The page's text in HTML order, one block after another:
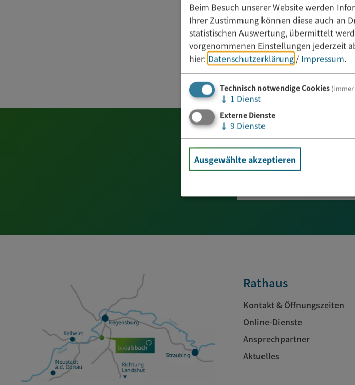
Newsletter
Rathaus
Kontakt & Öffnungszeiten
Online-Dienste
Ansprechpartner
Aktuelles
Beim Besuch unserer Website werden
Ihrer Zustimmung können diese auch an
statistischen Auswertung, übermittelt
vorgenommenen Einstellungen jederzeit
hier: Datenschutzerklärung / Impressum.
Technisch notwendige Cookies
↓ 1 Dienst
Externe Dienste
↓ 9 Dienste
Ausgewählte akzeptieren